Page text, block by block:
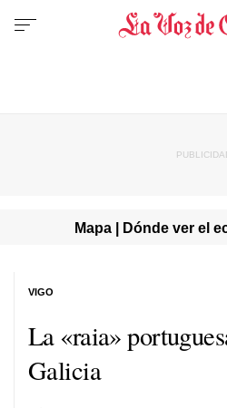
Mapa | Dónde ver el
La «raia»
Galicia
VIGO